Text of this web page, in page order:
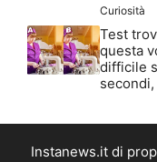
Curiosità
Test
questa
difficile
Instanews.it di